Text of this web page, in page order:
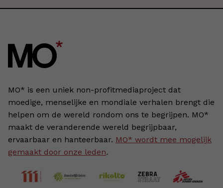
MO* is een uniek non-profitmediaproject dat
moedige, menselijke en mondiale verhalen brengt die
helpen om de wereld rondom ons te begrijpen. MO*
maakt de veranderende wereld begrijpbaar,
ervaarbaar en hanteerbaar. MO* wordt mee mogelijk
gemaakt door onze leden.